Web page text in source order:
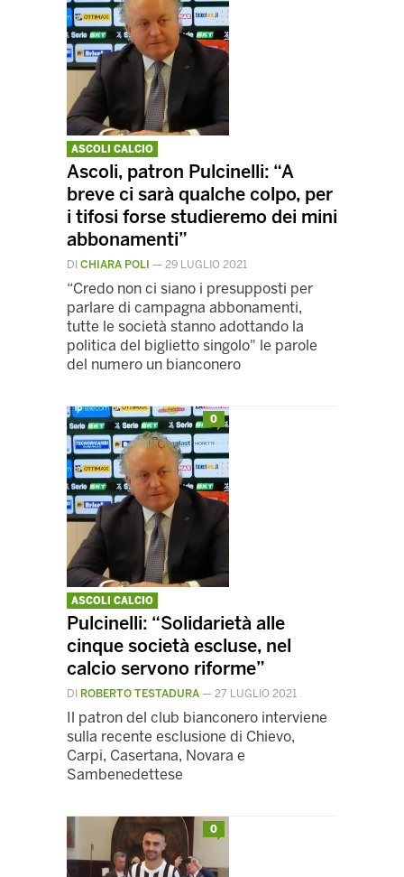
ASCOLI CALCIO
Ascoli, patron Pulcinelli: “A
breve ci sarà qualche colpo, per
i tifosi forse studieremo dei mini
abbonamenti”
DI CHIARA POLI — 29 LUGLIO 2021
“Credo non ci siano i presupposti per
parlare di campagna abbonamenti,
tutte le società stanno adottando la
politica del biglietto singolo" le parole
del numero un bianconero
0
ASCOLI CALCIO
Pulcinelli: “Solidarietà alle
cinque società escluse, nel
calcio servono riforme”
DI ROBERTO TESTADURA — 27 LUGLIO 2021
Il patron del club bianconero interviene
sulla recente esclusione di Chievo,
Carpi, Casertana, Novara e
Sambenedettese
0